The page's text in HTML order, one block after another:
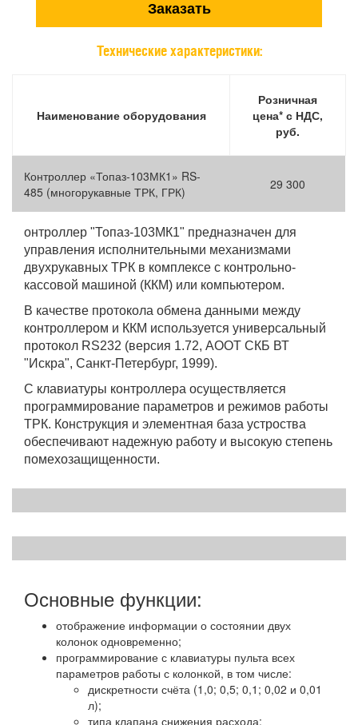
Заказать
Технические характеристики:
Наименование оборудования
Розничная
цена* с НДС,
руб.
Контроллер «Топаз-103МК1» RS-
485 (многорукавные ТРК, ГРК)
29 300
онтроллер "Топаз-103МК1" предназначен для
управления исполнительными механизмами
двухрукавных ТРК в комплексе с контрольно-
кассовой машиной (ККМ) или компьютером.
В качестве протокола обмена данными между
контроллером и ККМ используется универсальный
протокол RS232 (версия 1.72, АООТ СКБ ВТ
"Искра", Санкт-Петербург, 1999).
С клавиатуры контроллера осуществляется
программирование параметров и режимов работы
ТРК. Конструкция и элементная база устроства
обеспечивают надежную работу и высокую степень
помехозащищенности.
Основные функции:
отображение информации о состоянии двух
колонок одновременно;
программирование с клавиатуры пульта всех
параметров работы с колонкой, в том числе:
дискретности счёта (1,0; 0,5; 0,1; 0,02 и 0,01
л);
типа клапана снижения расхода;